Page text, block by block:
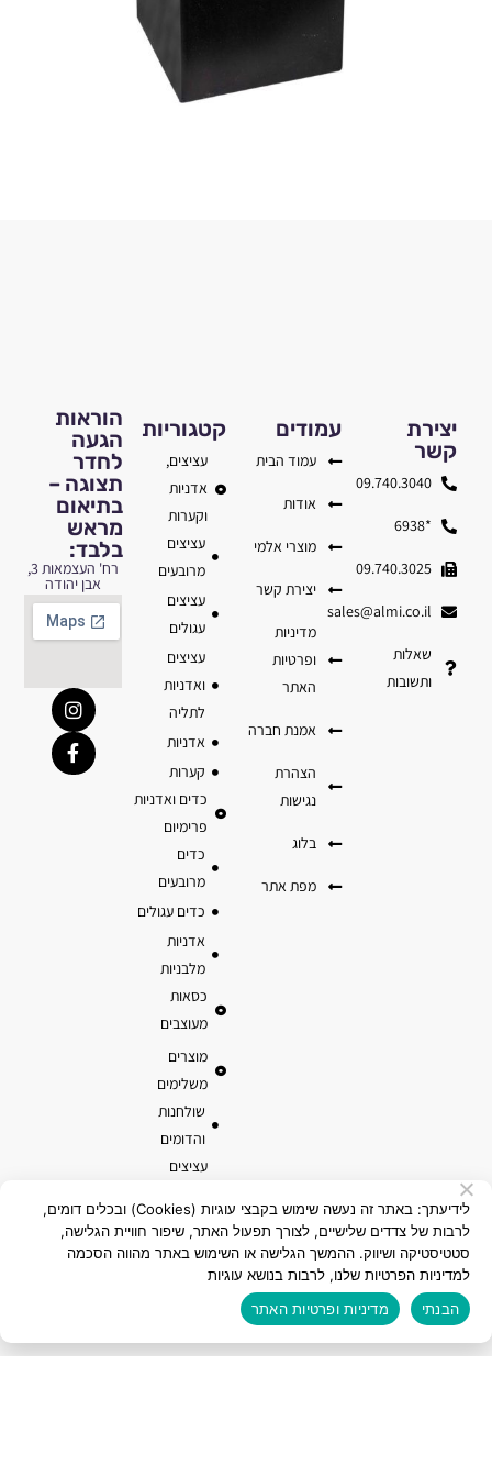
הוראות
הגעה
לחדר
תצוגה –
בתיאום
מראש
בלבד:
רח' העצמאות 3,
אבן יהודה
קטגוריות
עציצים,
אדניות
וקערות
עציצים
מרובעים
עציצים
עגולים
עציצים
ואדניות
לתליה
אדניות
קערות
כדים ואדניות
פרימיום
כדים
מרובעים
כדים עגולים
אדניות
מלבניות
כסאות
מעוצבים
מוצרים
משלימים
שולחנות
והדומים
עציצים
טרקוטה
מוצרי קוקוס
עמודים
עמוד הבית
אודות
מוצרי אלמי
יצירת קשר
מדיניות
ופרטיות
האתר
אמנת חברה
הצהרת
נגישות
בלוג
מפת אתר
יצירת
קשר
09.740.3040
*6938
09.740.3025
sales@almi.co.il
שאלות
ותשובות
לידיעתך: באתר זה נעשה שימוש בקבצי עוגיות (Cookies) ובכלים דומים,
לרבות של צדדים שלישיים, לצורך תפעול האתר, שיפור חוויית הגלישה,
סטטיסטיקה ושיווק. ההמשך הגלישה או השימוש באתר מהווה הסכמה
למדיניות הפרטיות שלנו, לרבות בנושא עוגיות
הבנתי
מדיניות ופרטיות האתר